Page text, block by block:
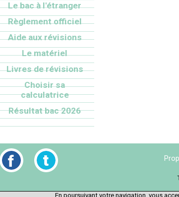
Le bac à l'étranger
Règlement officiel
Aide aux révisions
Le matériel
Livres de révisions
Choisir sa
calculatrice
Résultat bac 2026
En poursuivant votre navigation, vous